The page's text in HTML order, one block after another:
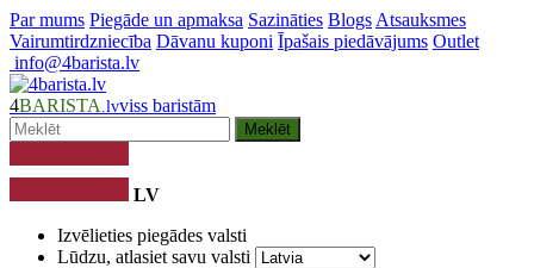
Par mums Piegāde un apmaksa Sazināties Blogs Atsauksmes
Vairumtirdzniecība Dāvanu kuponi Īpašais piedāvājums Outlet
info@4barista.lv
4BARISTA .lvviss baristām
Meklēt
LV
Izvēlieties piegādes valsti
Lūdzu, atlasiet savu valsti